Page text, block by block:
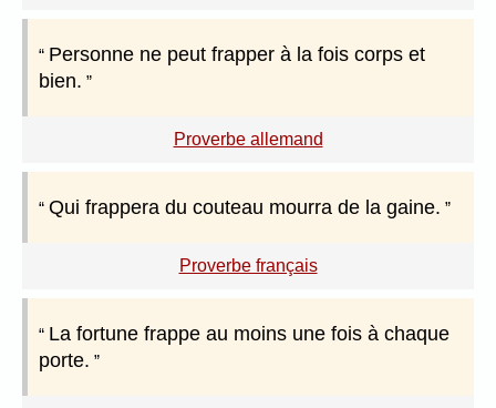
Personne ne peut frapper à la fois corps et
bien.
Proverbe allemand
Qui frappera du couteau mourra de la gaine.
Proverbe français
La fortune frappe au moins une fois à chaque
porte.